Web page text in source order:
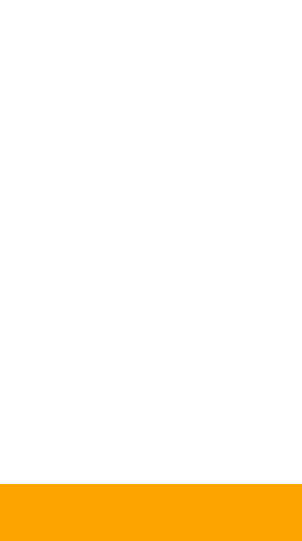
beklädnad Behandlat
beklädnad Obehandlat